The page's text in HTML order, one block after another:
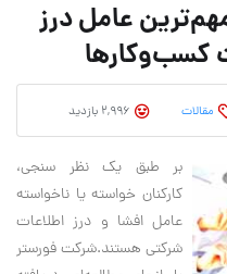
عامل درز
کسب‌وکار‌ها
مقالات
بر طبق یک نظر سنجی،
کارکنان خواسته یا ناخواسته
عامل افشا و درز اطلاعات
شرکتی هستند.شرکت فورستر